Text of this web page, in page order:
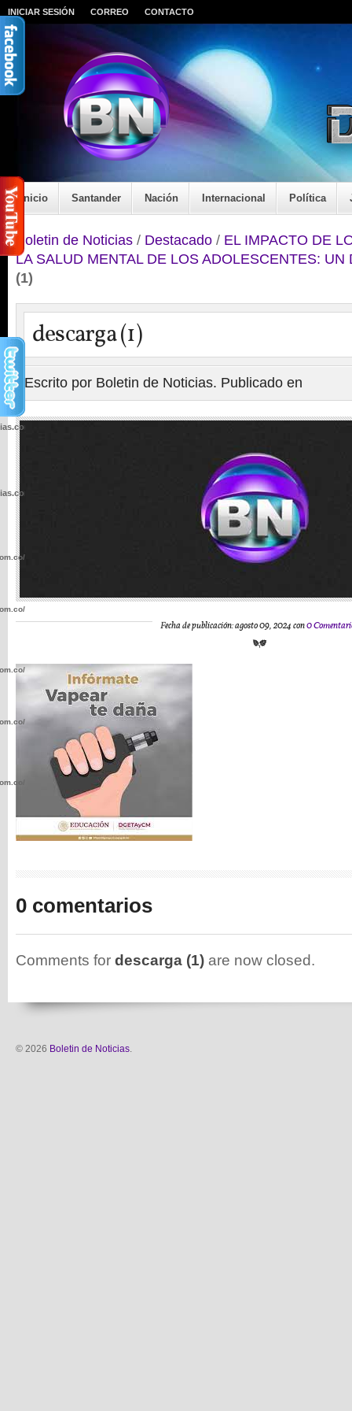
INICIAR SESIÓN CORREO CONTACTO
Inicio Santander Nación Internacional Política
Boletin de Noticias / Destacado / EL IMPACTO DE
LA SALUD MENTAL DE LOS ADOLESCENTES: UN
(1)
descarga (1)
Escrito por Boletin de Noticias. Publicado en
Fecha de publicación: agosto 09, 2024 con0
0 comentarios
Comments for descarga (1) are now closed.
© 2026 Boletin de Noticias.
wp-
wp-
wp-
wp-
wp-
wp-
wp-